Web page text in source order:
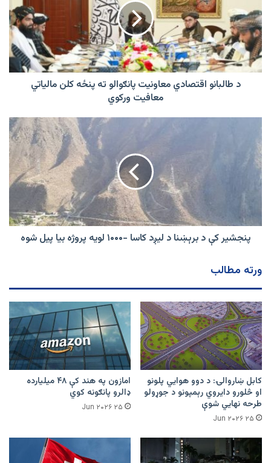
معاونیت
پانګوالو
ته
پنځه
کلن
مالیاتي
معافیتد طالبانو اقتصادي معاونیت پانګوالو ته پنځه کلن مالیاتي
معافیت ورکوي
د
برېښنا
د
-۱۰۰۰
لویه
پروژه
شوه
پنجشیر کې د برېښنا د لیږد کاسا -۱۰۰۰ لویه پروژه بیا پیل شوه
ورته مطالب
کابل ښاروالۍ: د دوو هوايي پلونو
او څلورو دایروي رېمپونو د جوړولو
طرحه نهایي شوې
۲۵ Jun ۲۰۲۶
امازون په هند کې ۴۸ میلیارده
ډالرو پانګونه کوي
۲۵ Jun ۲۰۲۶